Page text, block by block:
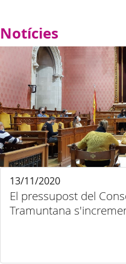
Notícies
El pressupost del
Tramuntana
13/11/2020